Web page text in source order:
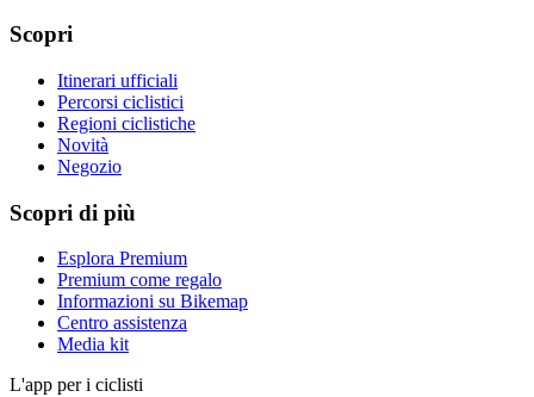
Scopri
Itinerari ufficiali
Percorsi ciclistici
Regioni ciclistiche
Novità
Negozio
Scopri di più
Esplora Premium
Premium come regalo
Informazioni su Bikemap
Centro assistenza
Media kit
L'app per i ciclisti